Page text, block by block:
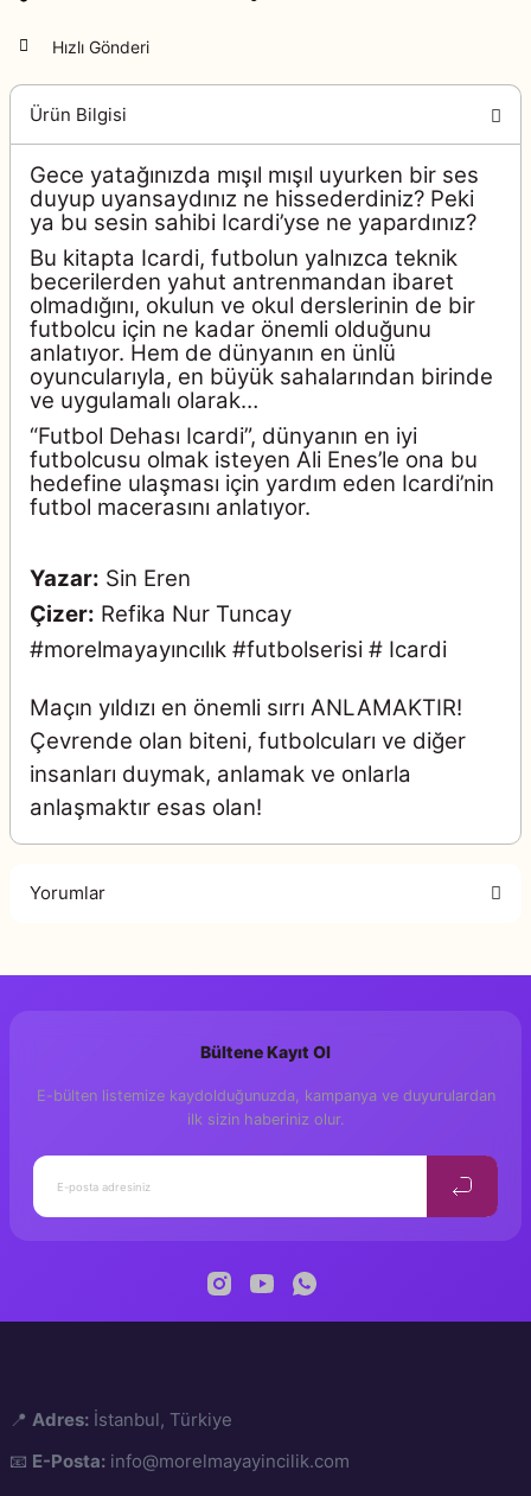
Hızlı Gönderi
Ürün Bilgisi
Gece yatağınızda mışıl mışıl uyurken bir ses
duyup uyansaydınız ne hissederdiniz? Peki
ya bu sesin sahibi Icardi’yse ne yapardınız?
Bu kitapta Icardi, futbolun yalnızca teknik
becerilerden yahut antrenmandan ibaret
olmadığını, okulun ve okul derslerinin de bir
futbolcu için ne kadar önemli olduğunu
anlatıyor. Hem de dünyanın en ünlü
oyuncularıyla, en büyük sahalarından birinde
ve uygulamalı olarak…
“Futbol Dehası Icardi”, dünyanın en iyi
futbolcusu olmak isteyen Ali Enes’le ona bu
hedefine ulaşması için yardım eden Icardi’nin
futbol macerasını anlatıyor.
Yazar: Sin Eren
Çizer: Refika Nur Tuncay
#morelmayayıncılık #futbolserisi # Icardi
Maçın yıldızı en önemli sırrı ANLAMAKTIR!
Çevrende olan biteni, futbolcuları ve diğer
insanları duymak, anlamak ve onlarla
anlaşmaktır esas olan!
Yorumlar
Yorum Yaz
Bültene Kayıt Ol
E-bülten listemize kaydolduğunuzda, kampanya ve duyurulardan
ilk sizin haberiniz olur.
📍 Adres: İstanbul, Türkiye
📧 E-Posta: info@morelmayayincilik.com